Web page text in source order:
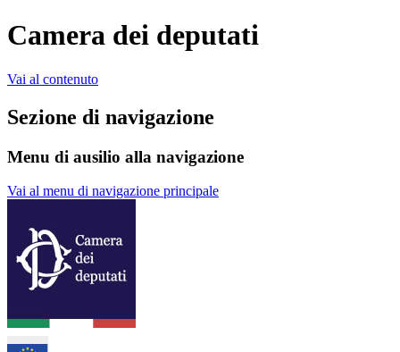
Camera dei deputati
Vai al contenuto
Sezione di navigazione
Menu di ausilio alla navigazione
Vai al menu di navigazione principale